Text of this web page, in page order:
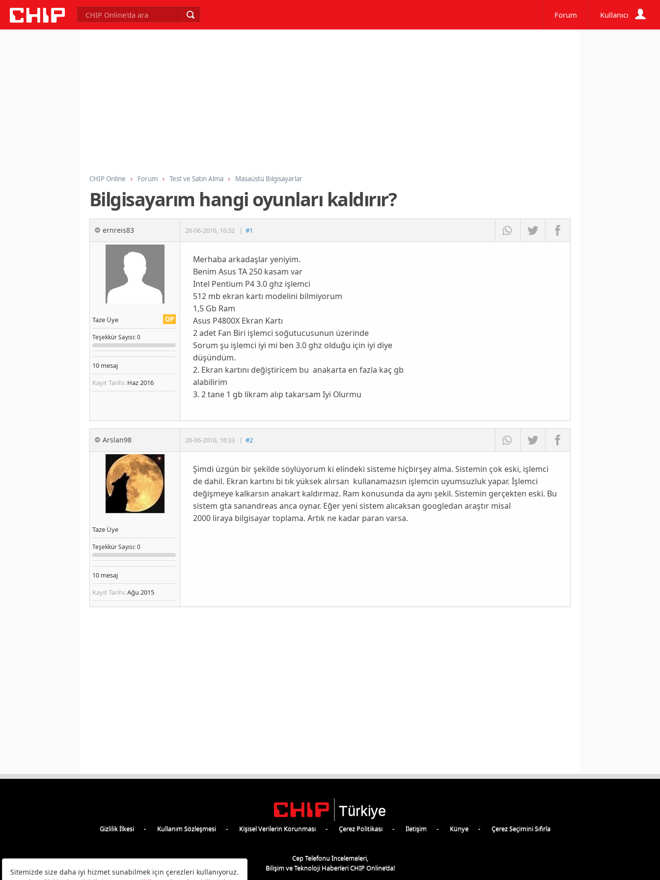
Forum Kullanıcı
CHIP Online Forum Test ve Satın Alma Masaüstü Bilgisayarlar
Bilgisayarım hangi oyunları kaldırır?
ernreis83 26-06-2016, 16:32 | #1
OP
Taze Üye
TeşekkürSayısı: 0
10 mesaj
Kayıt Tarihi: Haz 2016
Merhaba arkadaşlar yeniyim.
Benim Asus TA 250 kasam var
Intel Pentium P4 3.0 ghz işlemci
512 mb ekran kartı modelini bilmiyorum
1,5 Gb Ram
Asus P4800X Ekran Kartı
2 adet Fan Biri işlemci soğutucusunun üzerinde
Sorum şu işlemci iyi mi ben 3.0 ghz olduğu için iyi diye
düşündüm.
2. Ekran kartını değiştiricem bu anakarta en fazla kaç gb
alabilirim
3. 2 tane 1 gb likram alıp takarsam Iyi Olurmu
Arslan98 26-06-2016, 18:33 | #2
Taze Üye
TeşekkürSayısı: 0
10 mesaj
Kayıt Tarihi:Ağu 2015
Şimdi üzgün bir şekilde söylüyorum ki elindeki sisteme hiçbirşey alma. Sistemin çok eski, işlemci
de dahil. Ekran kartını bi tık yüksek alırsan kullanamazsın işlemcin uyumsuzluk yapar. İşlemci
değişmeye kalkarsın anakart kaldırmaz. Ram konusunda da aynı şekil. Sistemin gerçekten eski. Bu
sistem gta sanandreas anca oynar. Eğer yeni sistem alıcaksan googledan araştır misal
2000 liraya bilgisayar toplama. Artık ne kadar paran varsa.
Türkiye
Gizlilik İlkesi Kullanım Sözleşmesi Kişisel Verilerin Korunması Çerez Politikası İletişim Künye Çerez Seçimini Sıfırla
Cep Telefonu İncelemeleri,
Bilişim ve Teknoloji Haberleri CHIP Online’da!